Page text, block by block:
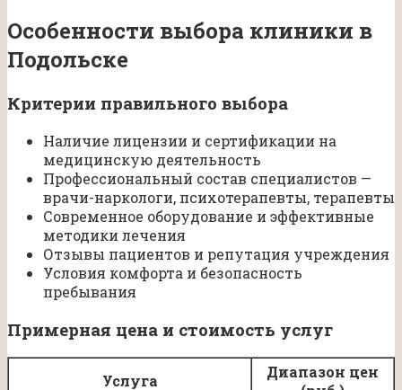
Особенности выбора клиники в
Подольске
Критерии правильного выбора
Наличие лицензии и сертификации на
медицинскую деятельность
Профессиональный состав специалистов —
врачи-наркологи, психотерапевты, терапевты
Современное оборудование и эффективные
методики лечения
Отзывы пациентов и репутация учреждения
Условия комфорта и безопасность
пребывания
Примерная цена и стоимость услуг
Услуга
Диапазон цен